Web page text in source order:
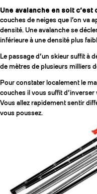
Une avalanche en soit c’est
couches de neiges que l’on va
densité. Une avalanche se
inférieure à une densité plus
Le passage d’un skieur suffit à
de mètres de plusieurs milliers
Pour constater localement le
couches il vous suffit
Vous allez rapidement sentir
vous poussez.